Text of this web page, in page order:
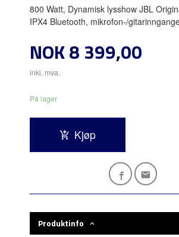
800 Watt, Dynamisk lysshow JBL
IPX4 Bluetooth, mikrofon-/
Pris
NOK8 399,00
inkl. mva.
På lager
Kjøp
Produktinfo